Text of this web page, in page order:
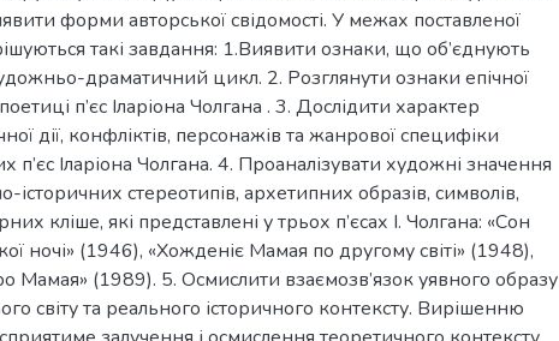
форми авторської свідомості. У межах поставленої
такі завдання: 1.Виявити ознаки, що об’єднують
драматичний цикл. 2. Розглянути ознаки епічної
п’єс Іларіона Чолгана . 3. Дослідити характер
дії, конфліктів, персонажів та жанрової специфіки
п’єс Іларіона Чолгана. 4. Проаналізувати художні значення
історичних стереотипів, архетипних образів, символів,
кліше, які представлені у трьох п’єсах І. Чолгана: «Сон
ночі» (1946), «Хожденіє Мамая по другому світі» (1948),
Мамая» (1989). 5. Осмислити взаємозв’язок уявного образу
світу та реального історичного контексту. Вирішенню